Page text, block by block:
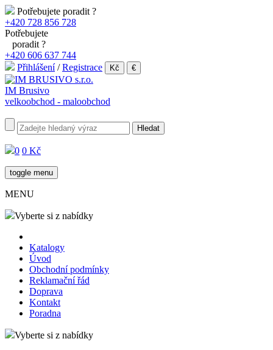
Potřebujete poradit ?
+420 728 856 728
Potřebujete
poradit ?
+420 606 637 744
Přihlášení/Registrace Kč €
IM Brusivo
velkoobchod - maloobchod
0 0 Kč
toggle menu
MENU
Vyberte si z nabídky
Katalogy
Úvod
Obchodní podmínky
Reklamační řád
Doprava
Kontakt
Poradna
Vyberte si z nabídky